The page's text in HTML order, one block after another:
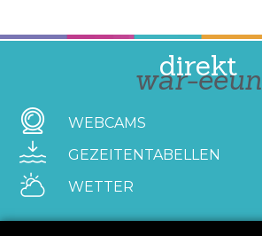
direkt
war-eeun
WEBCAMS
GEZEITENTABELLEN
WETTER